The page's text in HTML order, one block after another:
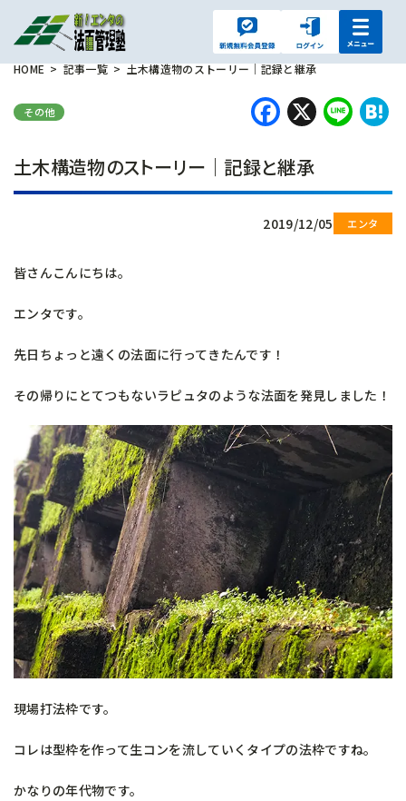
HOME 記事一覧 土木構造物のストーリー｜記録と継承
その他 X
土木構造物のストーリー｜記録と継承
2019/12/05
皆さんこんにちは。
エンタです。
先日ちょっと遠くの法面に行ってきたんです！
その帰りにとてつもないラピュタのような法面を発見しました！
現場打法枠です。
コレは型枠を作って生コンを流していくタイプの法枠ですね。
かなりの年代物です。